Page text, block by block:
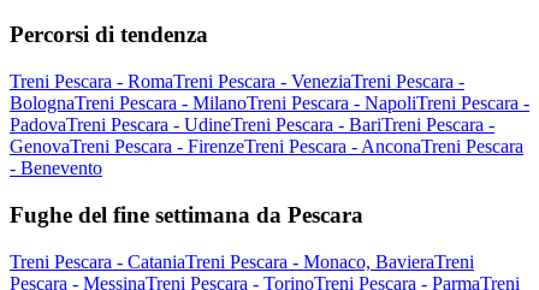
Percorsi di tendenza
Treni Pescara - RomaTreni Pescara - VeneziaTreni Pescara -
BolognaTreni Pescara - MilanoTreni Pescara - NapoliTreni Pescara -
PadovaTreni Pescara - UdineTreni Pescara - BariTreni Pescara -
GenovaTreni Pescara - FirenzeTreni Pescara - AnconaTreni Pescara
- Benevento
Fughe del fine settimana da Pescara
Treni Pescara - CataniaTreni Pescara - Monaco, BavieraTreni
Pescara - MessinaTreni Pescara - TorinoTreni Pescara - ParmaTreni